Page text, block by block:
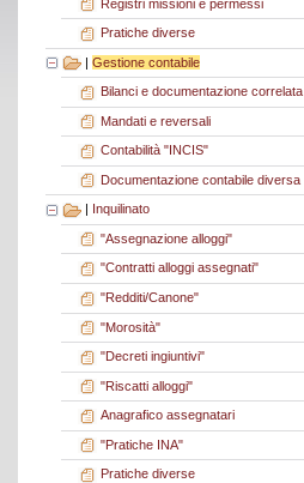
Registri missioni e permessi
Pratiche diverse
| Gestione contabile
Bilanci e documentazione correlata
Mandati e reversali
Contabilità "INCIS"
Documentazione contabile diversa
Inquilinato
"Assegnazione alloggi"
"Contratti alloggi assegnati"
"Redditi/Canone"
"Morosità"
"Decreti ingiuntivi"
"Riscatti alloggi"
Anagrafico assegnatari
"Pratiche INA"
Pratiche diverse